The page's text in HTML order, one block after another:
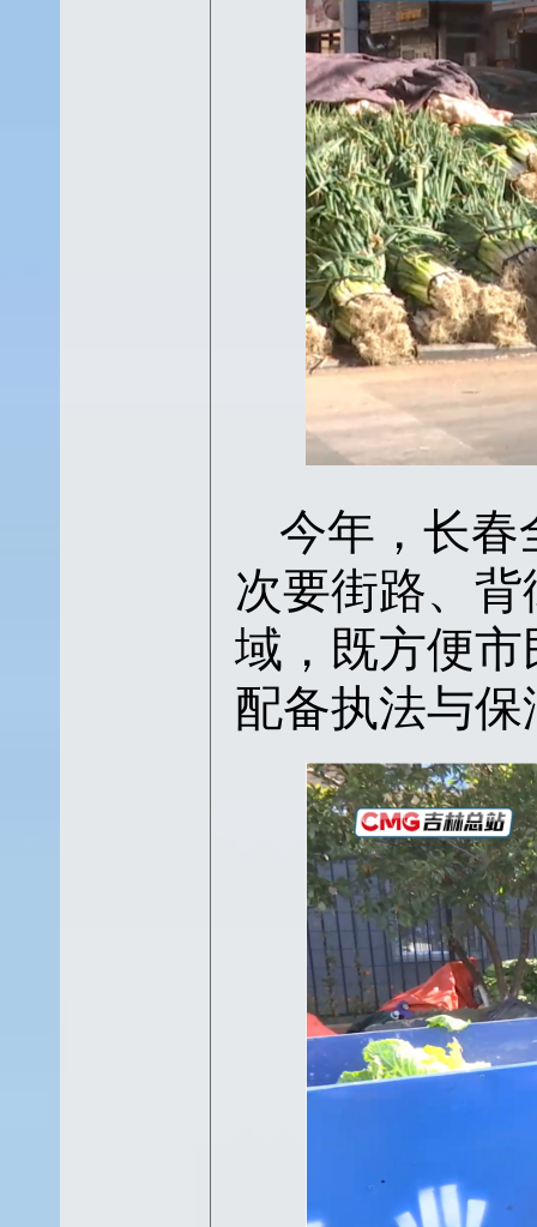
今年，长春
次要街路、
域，既方便
配备执法与